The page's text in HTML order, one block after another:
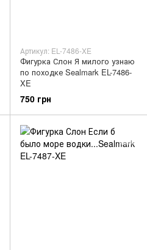
Артикул: EL-7486-XE
Фигурка Слон Я милого узнаю
по походке Sealmark EL-7486-
XE
750 грн